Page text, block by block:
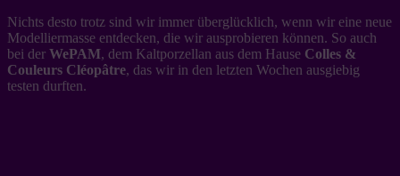
Nichts desto trotz sind wir immer überglücklich, wenn wir eine neue
Modelliermasse entdecken, die wir ausprobieren können. So auch
bei der WePAM, dem Kaltporzellan aus dem Hause Colles &
Couleurs Cléopâtre, das wir in den letzten Wochen ausgiebig
testen durften.